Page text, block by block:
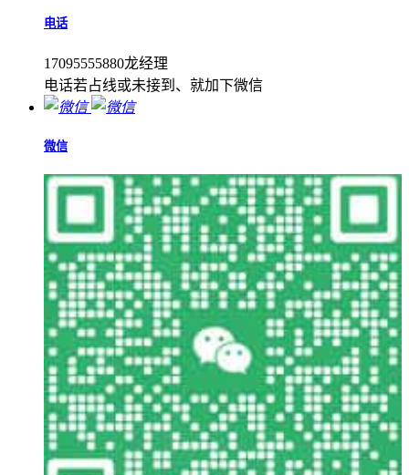
电话
17095555880龙经理
电话若占线或未接到、就加下微信
微信